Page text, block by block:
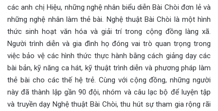
các anh chị Hiệu, những nghệ nhân biểu diễn Bài Chòi đơn lẻ và
những nghệ nhân làm thẻ bài. Nghệ thuật Bài Chòi là một hình
thức sinh hoạt văn hóa và giải trí trong cộng đồng làng xã.
Người trình diễn và gia đình họ đóng vai trò quan trọng trong
việc bảo vệ các hình thức thực hành bằng cách giảng dạy các
bài bản, kỹ năng ca hát, kỹ thuật trình diễn và phương pháp làm
thẻ bài cho các thế hệ trẻ. Cùng với cộng đồng, những người
này đã thành lập gần 90 đội, nhóm và câu lạc bộ để luyện tập
và truyền dạy Nghệ thuật Bài Chòi, thu hút sự tham gia rộng rãi